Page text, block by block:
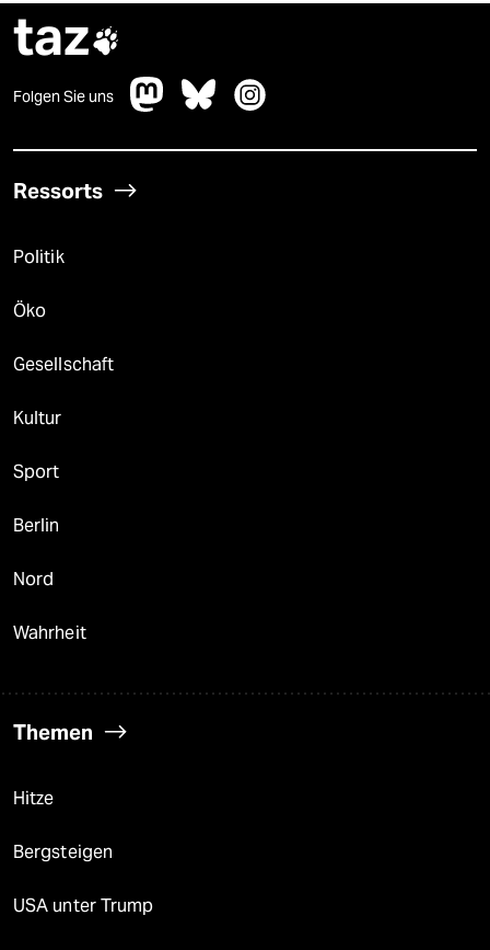
taz
Folgen Sie uns
Ressorts
Politik
Öko
Gesellschaft
Kultur
Sport
Berlin
Nord
Wahrheit
Themen
Hitze
Bergsteigen
USA unter Trump